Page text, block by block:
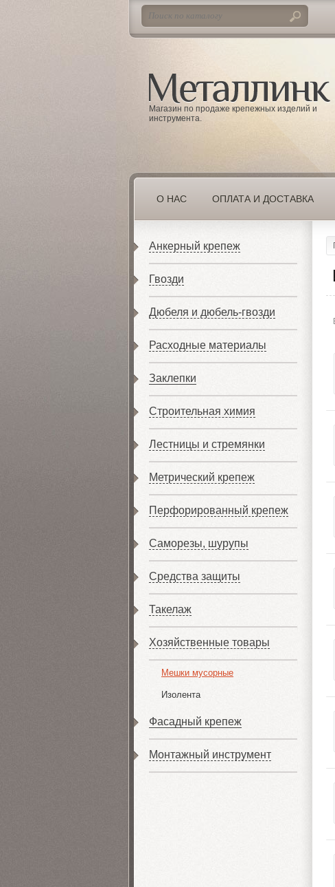
Магазин по продаже крепежных изделий и
инструмента.
Анкерный крепеж
Гвозди
Дюбеля и дюбель-гвозди
Расходные материалы
Заклепки
Строительная химия
Лестницы и стремянки
Метрический крепеж
Перфорированный крепеж
Саморезы, шурупы
Средства защиты
Такелаж
Хозяйственные товары
Мешки мусорные
Изолента
Фасадный крепеж
Монтажный инструмент
О НАС ОПЛАТА И ДОСТАВКА